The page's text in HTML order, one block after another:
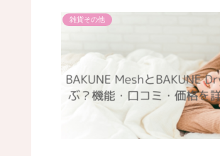
雑貨その他